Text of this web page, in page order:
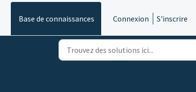
Base de connaissances Connexion S'inscrire